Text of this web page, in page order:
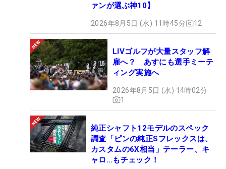
ァンが選ぶ神10】
2026年8月5日 (水) 11時45分 12
LIVゴルフが大量スタッフ解
雇へ？ あすにも選手ミーテ
ィング実施へ
2026年8月5日 (水) 14時02分
1
純正シャフト12モデルのスペック
調査「ピンの純正Sフレックスは、
カスタムの6X相当」テーラー、キ
ャロ…もチェック！